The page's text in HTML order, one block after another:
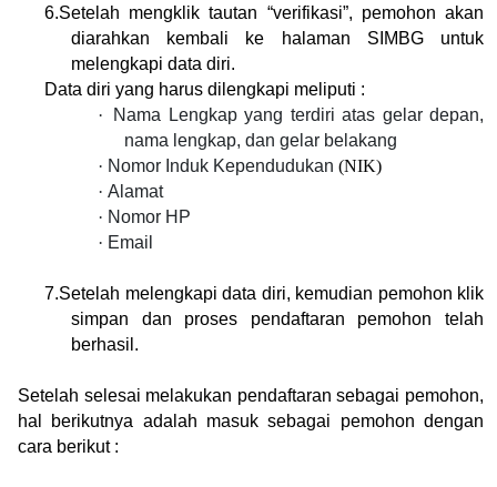
6.Setelah mengklik tautan “verifikasi”, pemohon akan
diarahkan kembali ke halaman SIMBG untuk
melengkapi data diri.
Data diri yang harus dilengkapi meliputi :
·
Nama Lengkap yang terdiri atas gelar depan,
nama lengkap, dan gelar belakang
· Nomor Induk Kependudukan (NIK)
· Alamat
· Nomor HP
· Email
7.Setelah melengkapi data diri, kemudian pemohon klik
simpan dan proses pendaftaran pemohon telah
berhasil.
Setelah selesai melakukan pendaftaran sebagai pemohon,
hal berikutnya adalah masuk sebagai pemohon dengan
cara berikut :